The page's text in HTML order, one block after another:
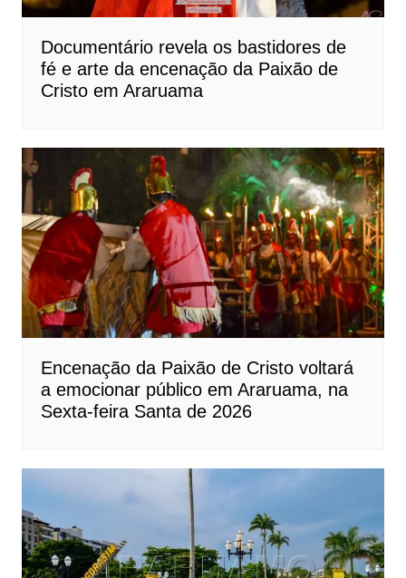
Documentário revela os bastidores de
fé e arte da encenação da Paixão de
Cristo em Araruama
Encenação da Paixão de Cristo voltará
a emocionar público em Araruama, na
Sexta-feira Santa de 2026